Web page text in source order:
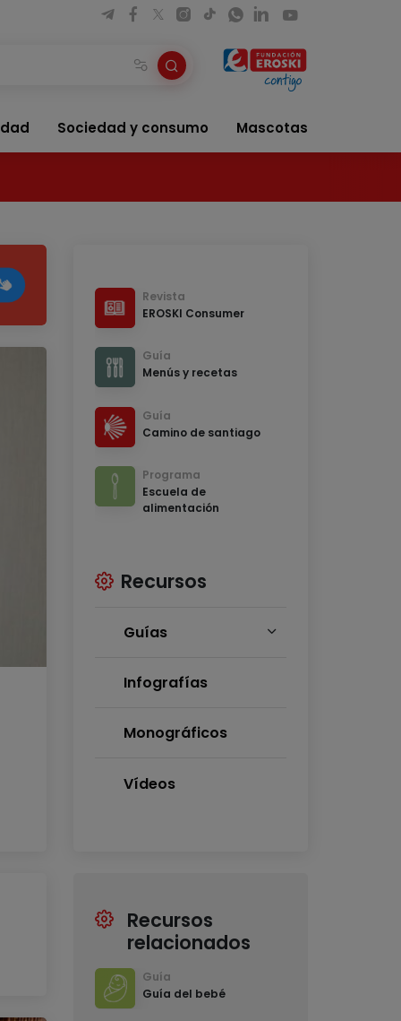
Sociedad y consumo Mascotas
Revista
EROSKI Consumer
Guía
Menús y recetas
Guía
Camino de santiago
Programa
Escuela de
alimentación
Recursos
Guías
Infografías
Monográficos
Vídeos
Recursos
relacionados
Guía
Guía del bebé